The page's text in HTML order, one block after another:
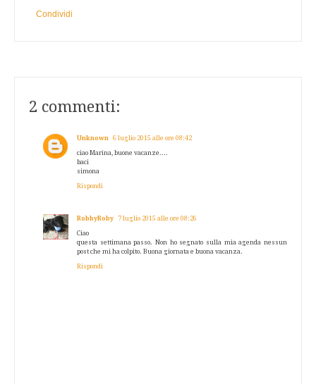
Condividi
2 commenti:
Unknown 6 luglio 2015 alle ore 08:42
ciao Marina, buone vacanze....
baci
simona
Rispondi
RobbyRoby 7 luglio 2015 alle ore 08:26
Ciao
questa settimana passo. Non ho segnato sulla mia agenda nessun
post che mi ha colpito. Buona giornata e buona vacanza.
Rispondi